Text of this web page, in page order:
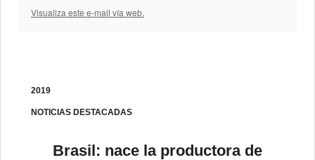
Visualiza este e-mail vía web.
2019
NOTICIAS DESTACADAS
Brasil: nace la productora de